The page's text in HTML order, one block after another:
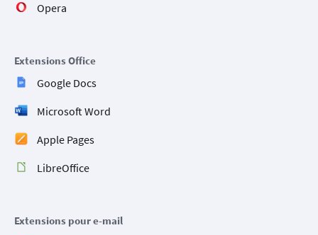
Opera
Extensions Office
Google Docs
Microsoft Word
Apple Pages
LibreOffice
Extensions pour e-mail